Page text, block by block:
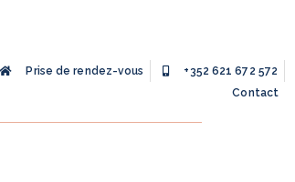
Prise de rendez-vous
+352 621 672 572
Contact